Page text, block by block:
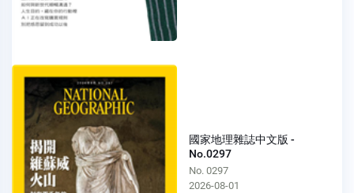
國家地理雜誌中文版 -
No.0297
No. 0297
2026-08-01